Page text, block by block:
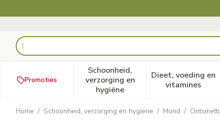
Product, merk, categorie...
Promoties
Schoonheid,
verzorging en
hygiëne
Toon submenu voor
Dieet, voeding en
vitamines
Toon
Home / Schoonheid, verzorging en hygiëne / Mond /